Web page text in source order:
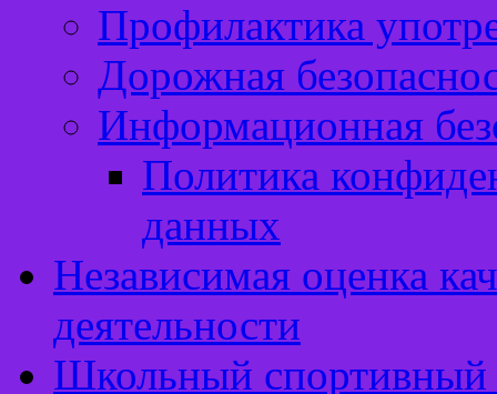
Профилактика
Дорожная
Информационная
Политика
данных
Независимая оценка
деятельности
Школьный спортивный